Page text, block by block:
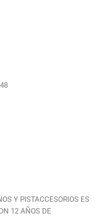
Y PISTACCESORIOS ES
12 AÑOS DE